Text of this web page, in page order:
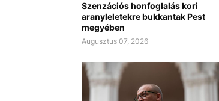
Szenzációs honfoglalás kori
aranyleletekre bukkantak Pest
megyében
Augusztus 07, 2026